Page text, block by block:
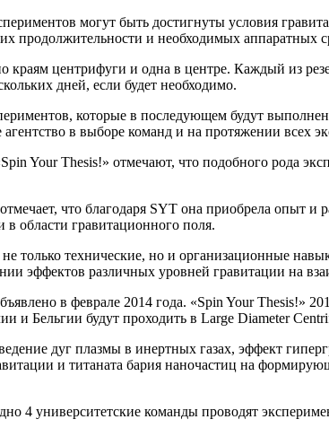
могут быть достигнуты условия
продолжительности и необходимых аппаратных
краям центрифуги и одна в центре. Каждый из
дней, если будет необходимо.
которые в последующем будут
в выборе команд и на протяжении всех
Your Thesis!» отмечают, что подобного рода
что благодаря SYT она приобрела опыт
области гравитационного поля.
только технические, но и организационные
эффектов различных уровней гравитации на
в феврале 2014 года. «Spin Your
Бельгии будут проходить в Large Diameter
дуг плазмы в инертных газах, эффект
и титаната бария наночастиц на
4 университетские команды проводят